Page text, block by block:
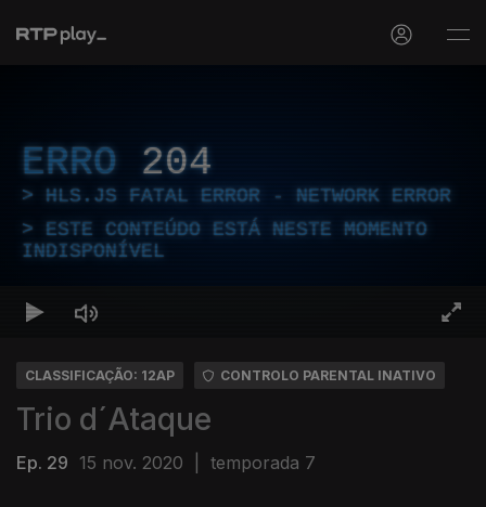
ERRO 204
HLS.JS FATAL ERROR - NETWORK ERROR
ESTE CONTEÚDO ESTÁ NESTE MOMENTO
INDISPONÍVEL
CLASSIFICAÇÃO: 12AP CONTROLO PARENTAL INATIVO
Trio d´Ataque
Ep. 29 15 nov. 2020 temporada 7